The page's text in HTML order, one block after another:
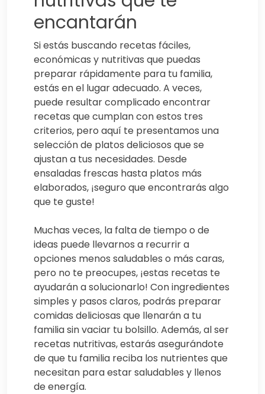
encantarán
Si estás buscando recetas fáciles,
económicas y nutritivas que puedas
preparar rápidamente para tu familia,
estás en el lugar adecuado. A veces,
puede resultar complicado encontrar
recetas que cumplan con estos tres
criterios, pero aquí te presentamos una
selección de platos deliciosos que se
ajustan a tus necesidades. Desde
ensaladas frescas hasta platos más
elaborados, ¡seguro que encontrarás algo
que te guste!
Muchas veces, la falta de tiempo o de
ideas puede llevarnos a recurrir a
opciones menos saludables o más caras,
pero no te preocupes, ¡estas recetas te
ayudarán a solucionarlo! Con ingredientes
simples y pasos claros, podrás preparar
comidas deliciosas que llenarán a tu
familia sin vaciar tu bolsillo. Además, al ser
recetas nutritivas, estarás asegurándote
de que tu familia reciba los nutrientes que
necesitan para estar saludables y llenos
de energía.